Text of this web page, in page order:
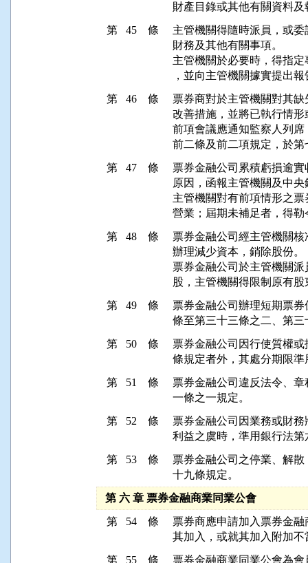
財產目錄或其他有關資料及
第 45 條
主管機關得隨時派員，或
財務及其他有關事項。
主管機關於必要時，得指
，並向主管機關據實提出
第 46 條
票券商對於主管機關對其
改善措施，並將已執行情
前項會議應通知監察人列
前二條及前二項規定，於
第 47 條
票券金融公司累積虧損逾
原因，函報主管機關及中央
主管機關對有前項情形之
營業；屆期未補足者，得勒
第 48 條
票券金融公司經主管機關
辦理減少資本，銷除股份。
票券金融公司於主管機關
股，主管機關得限制原有
第 49 條
票券金融公司辦理短期票
條至第三十三條之二、第
第 50 條
票券金融公司因行使質權
條規定者外，其處分期限
第 51 條
票券金融公司違反法令、
一條之一規定。
第 52 條
票券金融公司因業務或財
利益之虞時，準用銀行法
第 53 條
票券金融公司之停業、解
十九條規定。
第 六 章 票券金融商業同業公會
第 54 條
票券商應申請加入票券金
其加入，或就其加入附加不
第 55 條
票券金融商業同業公會為